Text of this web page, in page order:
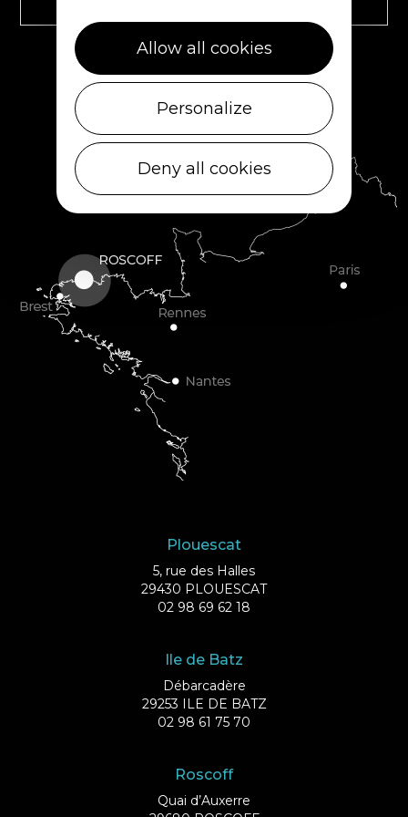
Plouescat
5, rue des Halles
29430 PLOUESCAT
02 98 69 62 18
Ile de Batz
Débarcadère
29253 ILE DE BATZ
02 98 61 75 70
Roscoff
Quai d’Auxerre
Allow all cookies
Personalize
Deny all cookies